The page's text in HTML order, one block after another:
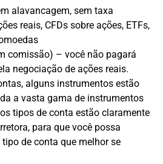
alavancagem, sem taxa
reais, CFDs sobre ações, ETFs,
comissão) – você não pagará
negociação de ações reais.
alguns instrumentos estão
a vasta gama de instrumentos
tipos de conta estão claramente
para que você possa
de conta que melhor se